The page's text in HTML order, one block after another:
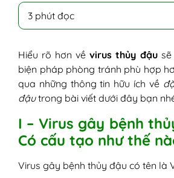
tạo như thế nào?
không khí?
III - Bị nhiễm virus thủy
không?
IV - Phân biệt virus thì đậu
3 phút đọc
Hiểu rõ hơn vềvirus thủy đậusẽ
biện pháp phòng tránh phù hợp
qua những thông tin hữu ích về
đậutrong bài viết dưới đây bạn
I – Virus gây bệnh
Có cấu tạo như thế
Virus gây bệnh thủy đậu có tên là